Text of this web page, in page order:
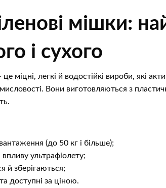
мішки:
і сухого
міцні, легкі й водостійкі вироби, які
Вони виготовляються з
(до 50 кг і більше);
ультрафіолету;
й зберігаються;
доступні за ціною.